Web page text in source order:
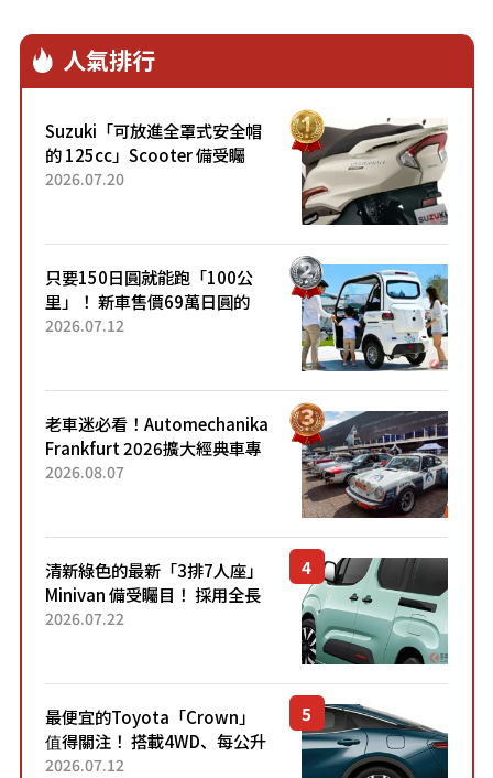
人氣排行
Suzuki「可放進全罩式安全帽
的 125cc」Scooter 備受矚
目！採用全新流線設計與各項
2026.07.20
只要150日圓就能跑「100公
里」！ 新車售價69萬日圓的
「3人座」Trike大受歡迎！ 順
2026.07.12
老車迷必看！Automechanika
Frankfurt 2026擴大經典車專
區 1954年珍稀古董車現場修復
2026.08.07
清新綠色的最新「3排7人座」
Minivan 備受矚目！ 採用全長
4.7公尺剛剛好的車身尺寸與
2026.07.22
最便宜的Toyota「Crown」
值得關注！ 搭載4WD、每公升
22.4公里低油耗表現超亮眼！
2026.07.12